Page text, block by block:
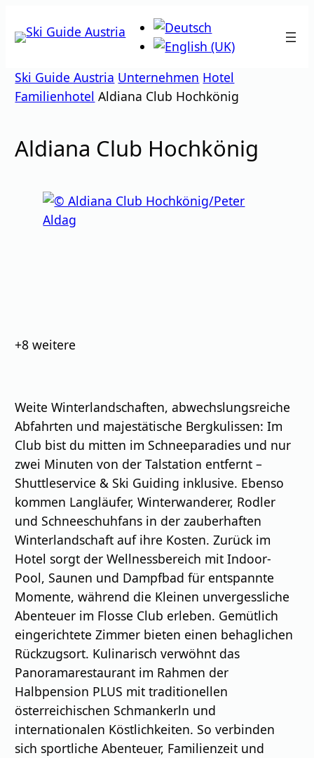
Inhalt
Ski Guide Austria Unternehmen Hotel
Familienhotel Aldiana Club Hochkönig
Aldiana Club Hochkönig
+8 weitere
Weite Winterlandschaften, abwechslungsreiche
Abfahrten und majestätische Bergkulissen: Im
Club bist du mitten im Schneeparadies und nur
zwei Minuten von der Talstation entfernt –
Shuttleservice & Ski Guiding inklusive. Ebenso
kommen Langläufer, Winterwanderer, Rodler
und Schneeschuhfans in der zauberhaften
Winterlandschaft auf ihre Kosten. Zurück im
Hotel sorgt der Wellnessbereich mit Indoor-
Pool, Saunen und Dampfbad für entspannte
Momente, während die Kleinen unvergessliche
Abenteuer im Flosse Club erleben. Gemütlich
eingerichtete Zimmer bieten einen behaglichen
Rückzugsort. Kulinarisch verwöhnt das
Panoramarestaurant im Rahmen der
Halbpension PLUS mit traditionellen
österreichischen Schmankerln und
internationalen Köstlichkeiten. So verbinden
sich sportliche Abenteuer, Familienzeit und